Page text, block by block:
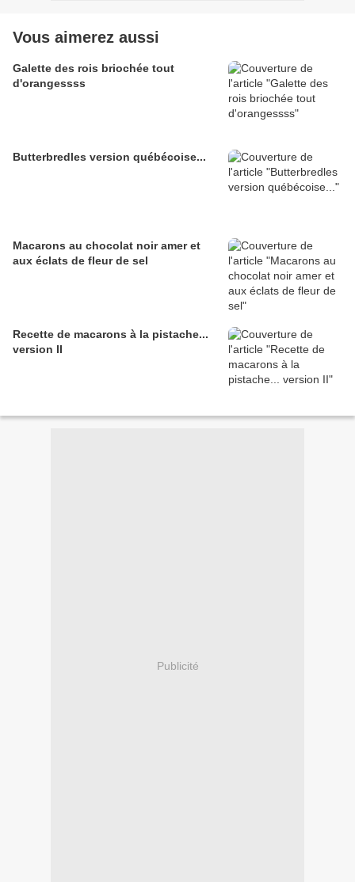
Vous aimerez aussi
Galette des rois briochée tout
d'orangessss
Butterbredles version québécoise...
Macarons au chocolat noir amer et
aux éclats de fleur de sel
Recette de macarons à la pistache...
version II
Publicité